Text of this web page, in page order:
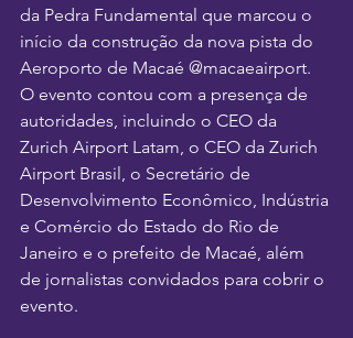
da Pedra Fundamental que marcou o
início da construção da nova pista do
Aeroporto de Macaé @macaeairport.
O evento contou com a presença de
autoridades, incluindo o CEO da
Zurich Airport Latam, o CEO da Zurich
Airport Brasil, o Secretário de
Desenvolvimento Econômico, Indústria
e Comércio do Estado do Rio de
Janeiro e o prefeito de Macaé, além
de jornalistas convidados para cobrir o
evento.